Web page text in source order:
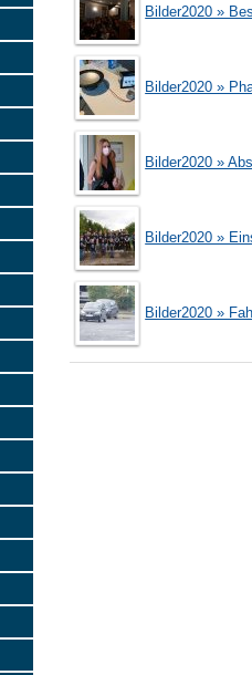
Bilder2020 »
Bilder2020 »
Bilder2020 »
Bilder2020 »
Bilder2020 »